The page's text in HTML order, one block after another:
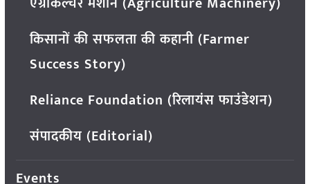
किसानों की सफलता की कहानी (Farmer
Success Story)
Reliance Foundation (रिलायंस फाउंडेशन)
संपादकीय (Editorial)
Events